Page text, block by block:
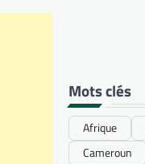
Mots clés
Afrique
Cameroun